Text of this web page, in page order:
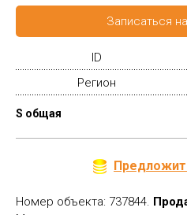
Записаться
ID
Регион
S общая
Номер объекта: 737844.